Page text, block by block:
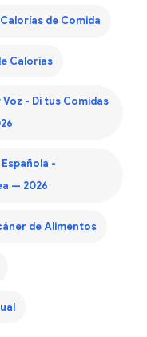
de Comida
Calorías
- Di tus Comidas
-
— 2026
de Alimentos